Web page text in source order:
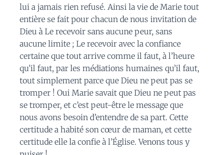
lui a jamais rien refusé. Ainsi la vie de Marie tout
entière se fait pour chacun de nous invitation de
Dieu à Le recevoir sans aucune peur, sans
aucune limite ; Le recevoir avec la confiance
certaine que tout arrive comme il faut, à l’heure
qu’il faut, par les médiations humaines qu’il faut,
tout simplement parce que Dieu ne peut pas se
tromper ! Oui Marie savait que Dieu ne peut pas
se tromper, et c’est peut-être le message que
nous avons besoin d’entendre de sa part. Cette
certitude a habité son cœur de maman, et cette
certitude elle la confie à l’Église. Venons tous y